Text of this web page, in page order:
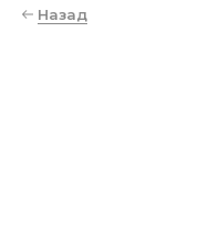
Назад